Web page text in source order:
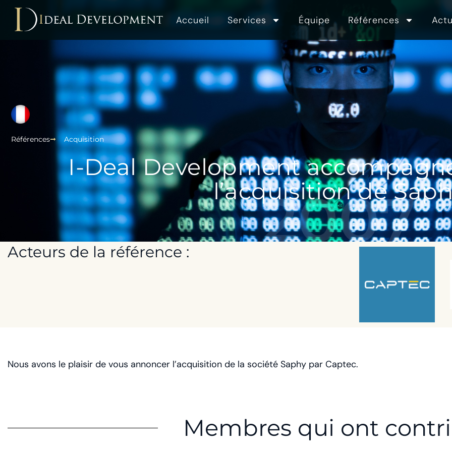
Accueil Services Équipe Références
Références Acquisition
I-Deal Development
l’acquisition de
2007
Acteurs de la référence :
Nous avons le plaisir de vous annoncer l’acquisition de la société Saphy par Captec.
Membres qui ont